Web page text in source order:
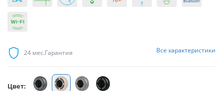
24 мес.Гарантия Все характеристики
Цвет: